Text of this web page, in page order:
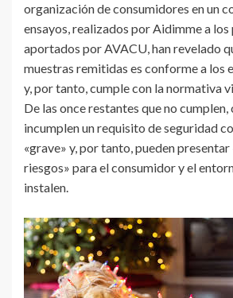
organización de consumidores en un
ensayos, realizados por Aidimme a
aportados por AVACU, han revelado
muestras remitidas es conforme a los
y, por tanto, cumple con la normativa
De las once restantes que no cumplen,
incumplen un requisito de seguridad
«grave» y, por tanto, pueden
riesgos» para el consumidor y el
instalen.